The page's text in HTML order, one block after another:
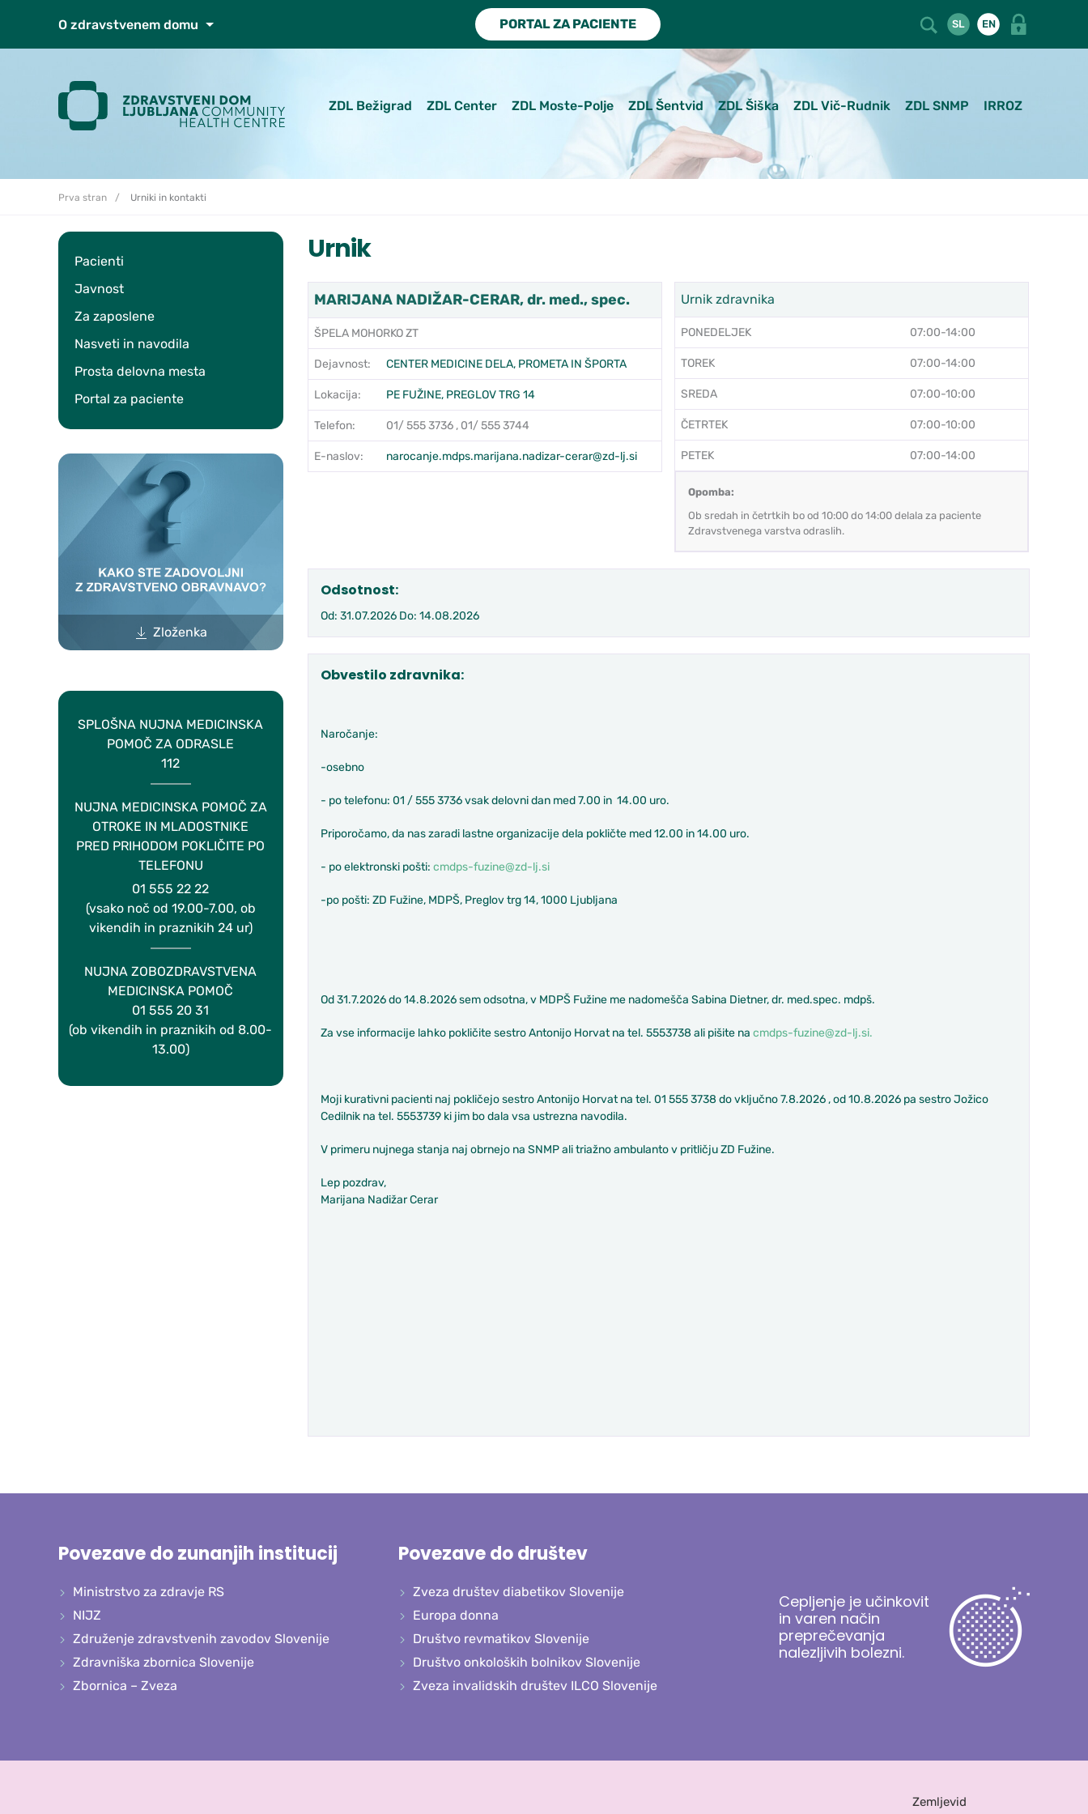
O zdravstvenem domu
PORTAL ZA PACIENTE SL EN
ZDL Bežigrad ZDL Center ZDL Moste-Polje ZDL Šentvid ZDL Šiška ZDL Vič-Rudnik ZDL SNMP IRROZ
Prva stran Urniki in kontakti
Pacienti
Javnost
Za zaposlene
Nasveti in navodila
Prosta delovna mesta
Portal za paciente
Zloženka
SPLOŠNA NUJNA MEDICINSKA
POMOČ ZA ODRASLE
112
NUJNA MEDICINSKA POMOČ ZA
OTROKE IN MLADOSTNIKE
PRED PRIHODOM POKLIČITE PO
TELEFONU
01 555 22 22
(vsako noč od 19.00-7.00, ob
vikendih in praznikih 24 ur)
NUJNA ZOBOZDRAVSTVENA
MEDICINSKA POMOČ
01 555 20 31
(ob vikendih in praznikih od 8.00-
13.00)
Urnik
MARIJANA NADIŽAR-CERAR, dr. med., spec.
ŠPELA MOHORKO ZT
Dejavnost: CENTER MEDICINE DELA, PROMETA IN ŠPORTA
Lokacija: PE FUŽINE, PREGLOV TRG 14
Telefon: 01/ 555 3736 , 01/ 555 3744
E-naslov: narocanje.mdps.marijana.nadizar-cerar@zd-lj.si
Urnik zdravnika
PONEDELJEK 07:00-14:00
TOREK 07:00-14:00
SREDA 07:00-10:00
ČETRTEK 07:00-10:00
PETEK 07:00-14:00
Opomba:
Ob sredah in četrtkih bo od 10:00 do 14:00 delala za paciente
Zdravstvenega varstva odraslih.
Odsotnost:
Od: 31.07.2026 Do: 14.08.2026
Obvestilo zdravnika:
Naročanje:
-osebno
- po telefonu: 01 / 555 3736 vsak delovni dan med 7.00 in 14.00 uro.
Priporočamo, da nas zaradi lastne organizacije dela pokličte med 12.00 in 14.00 uro.
- po elektronski pošti: cmdps-fuzine@zd-lj.si
-po pošti: ZD Fužine, MDPŠ, Preglov trg 14, 1000 Ljubljana
Od 31.7.2026 do 14.8.2026 sem odsotna, v MDPŠ Fužine me nadomešča Sabina Dietner, dr. med.spec. mdpš.
Za vse informacije lahko pokličite sestro Antonijo Horvat na tel. 5553738 ali pišite na cmdps-fuzine@zd-lj.si.
Moji kurativni pacienti naj pokličejo sestro Antonijo Horvat na tel. 01 555 3738 do vključno 7.8.2026 , od 10.8.2026 pa sestro Jožico
Cedilnik na tel. 5553739 ki jim bo dala vsa ustrezna navodila.
V primeru nujnega stanja naj obrnejo na SNMP ali triažno ambulanto v pritličju ZD Fužine.
Lep pozdrav,
Marijana Nadižar Cerar
Povezave do zunanjih institucij
Ministrstvo za zdravje RS
NIJZ
Združenje zdravstvenih zavodov Slovenije
Zdravniška zbornica Slovenije
Zbornica – Zveza
Povezave do društev
Zveza društev diabetikov Slovenije
Europa donna
Društvo revmatikov Slovenije
Društvo onkoloških bolnikov Slovenije
Zveza invalidskih društev ILCO Slovenije
Cepljenje je učinkovit
in varen način
preprečevanja
nalezljivih bolezni.
Zemljevid